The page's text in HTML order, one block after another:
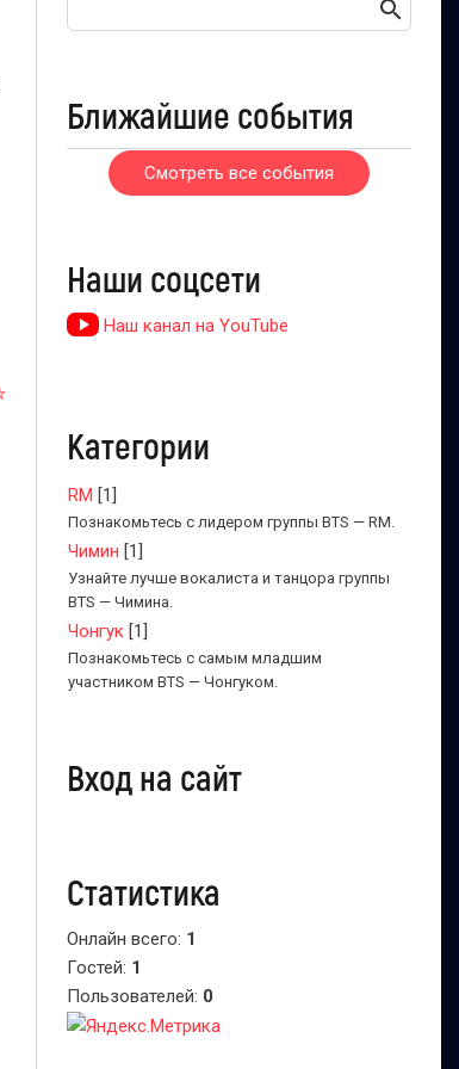
Ближайшие события
Смотреть все события
Наши соцсети
Наш канал на YouTube
Категории
RM [1]
Познакомьтесь с лидером группы BTS — RM.
Чимин [1]
Узнайте лучше вокалиста и танцора группы
BTS — Чимина.
Чонгук [1]
Познакомьтесь с самым младшим
участником BTS — Чонгуком.
Вход на сайт
Статистика
Онлайн всего: 1
Гостей: 1
Пользователей: 0